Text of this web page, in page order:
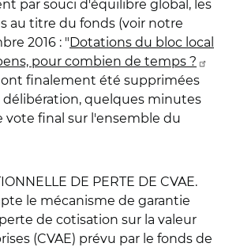
par souci d'équilibre global, les
au titre du fonds (voir notre
2016 : "Dotations du bloc local
pour combien de temps ?
ont finalement été supprimées
délibération, quelques minutes
vote final sur l'ensemble du
DE PERTE DE CVAE.
le mécanisme de garantie
de cotisation sur la valeur
(CVAE) prévu par le fonds de